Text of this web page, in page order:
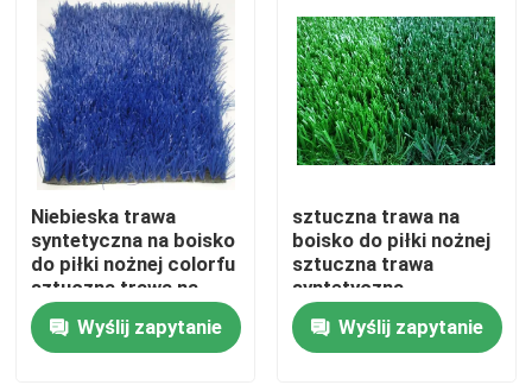
Dom
Produkty
Niebieska trawa
syntetyczna na boisko
do piłki nożnej colorfu
sztuczna trawa na
boisko do piłki nożnej
Wyślij zapytanie
sztuczna trawa na
boisko do piłki nożnej
sztuczna trawa
syntetyczna
Wyślij zapytanie